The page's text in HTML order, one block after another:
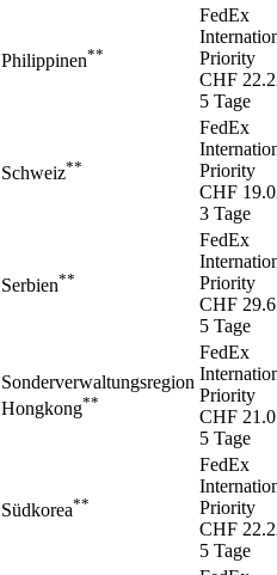
Philippinen**
FedEx
Priority
CHF
5 Tage
Schweiz**
FedEx
Priority
CHF
3 Tage
Serbien**
FedEx
Priority
CHF
5 Tage
Sonderverwaltungsregion
Hongkong**
FedEx
Priority
CHF
5 Tage
Südkorea**
FedEx
Priority
CHF
5 Tage